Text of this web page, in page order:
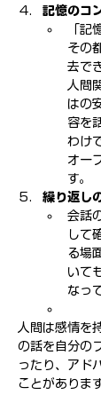
記憶のコ
「記
その
去で
人間
はの
容を
わけ
オー
す。
繰り返し
会話
して
る場
いて
なっ
人間は感情を
の話を自分の
ったり、アド
ことがありま